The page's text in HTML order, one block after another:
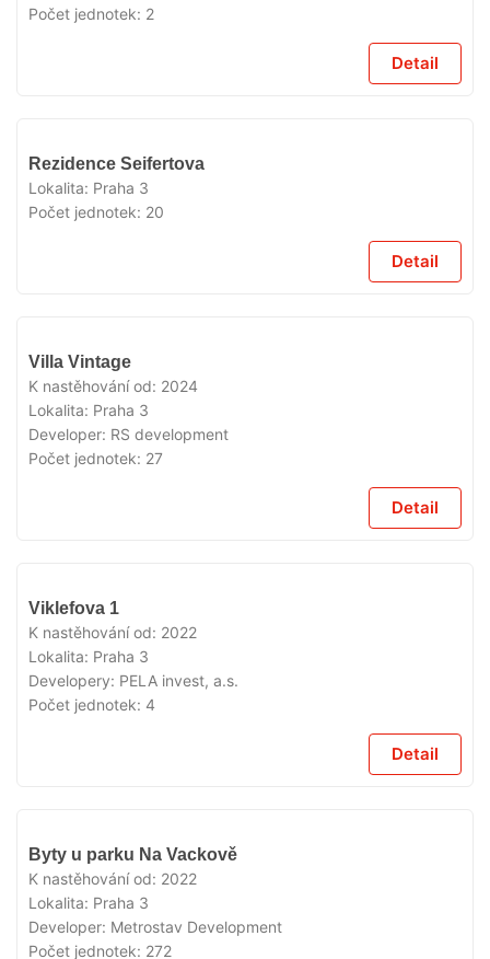
Počet jednotek: 2
Detail
Rezidence Seifertova
Lokalita: Praha 3
Počet jednotek: 20
Detail
Villa Vintage
K nastěhování od: 2024
Lokalita: Praha 3
Developer: RS development
Počet jednotek: 27
Detail
Viklefova 1
K nastěhování od: 2022
Lokalita: Praha 3
Developery: PELA invest, a.s.
Počet jednotek: 4
Detail
Byty u parku Na Vackově
K nastěhování od: 2022
Lokalita: Praha 3
Developer: Metrostav Development
Počet jednotek: 272